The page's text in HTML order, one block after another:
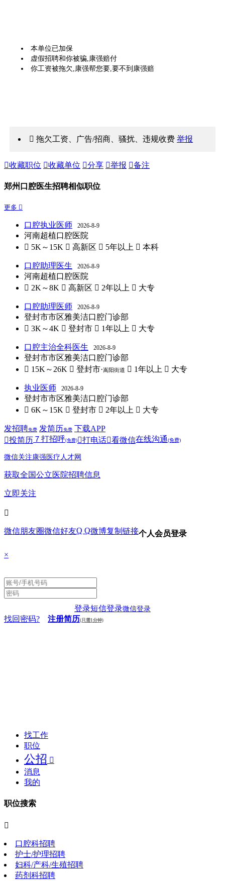
本单位已加保
虚假招聘和你被骗,康强赔付
你工资被拖欠,康强帮您要,要不到康强赔
 拖欠工资、广告/招商、骚扰、违规收费举报
收藏职位 收藏单位 分享 举报 备注
郑州口腔医生招聘相似职位
更多 
口腔执业医师 2026-8-9
河南超植口腔医院
 5K～15K  高新区  5年以上  本科
口腔助理医生 2026-8-9
河南超植口腔医院
 2K～8K  高新区  2年以上  大专
口腔助理医师 2026-8-9
登封市市区雅美洁口腔门诊部
 3K～4K  登封市  1年以上  大专
口腔主治全科医生 2026-8-9
登封市市区雅美洁口腔门诊部
 15K～26K  登封市·嵩阳街道  1年以上  大专
执业医师 2026-8-9
登封市市区雅美洁口腔门诊部
 6K～15K  登封市  2年以上  大专
发招聘免费 发简历免费 下载APP
投简历 ７ 打招呼(免费) 打电话看微信在线沟通(免费)
微信关注康强医疗人才网
获取全国公立医院招聘信息
立即关注

微信朋友圈微信好友Q Q微博复制链接个人会员登录
×
登录短信登录微信登录
找回密码? 注册简历(只需1分钟)
找工作
职位
公招 
消息
我的
职位搜索

口腔科招聘
护士/护理招聘
妇科/产科/生殖招聘
药剂科招聘